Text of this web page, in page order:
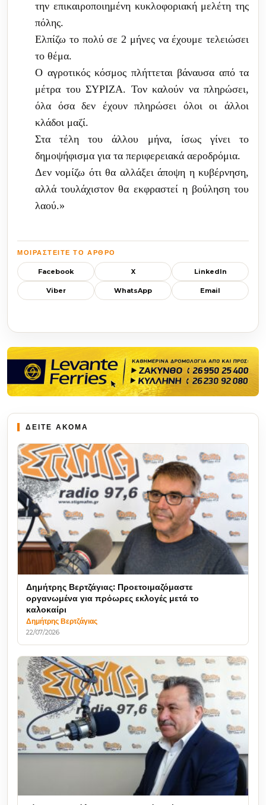
την επικαιροποιημένηκυκλοφοριακή μελέτη της
πόλης.
Ελπίζω το πολύ σε 2 μήνες να έχουμε τελειώσει
το θέμα.
Ο αγροτικός κόσμος πλήττεται βάναυσα από τα
μέτρα του ΣΥΡΙΖΑ. Τον καλούν να πληρώσει,
όλα όσα δεν έχουν πληρώσει όλοι οι άλλοι
κλάδοι μαζί.
Στα τέλη του άλλου μήνα, ίσως γίνει το
δημοψήφισμα για τα περιφερειακά αεροδρόμια.
Δεν νομίζω ότι θα αλλάξει άποψη η κυβέρνηση,
αλλά τουλάχιστον θα εκφραστεί η βούληση του
λαού.»
ΜΟΙΡΑΣΤΕΊΤΕ ΤΟ ΆΡΘΡΟ
Facebook X LinkedIn
Viber WhatsApp Email
ΔΕΙΤΕ ΑΚΟΜΑ
Δημήτρης Βερτζάγιας: Προετοιμαζόμαστε
οργανωμένα για πρόωρες εκλογές μετά το
καλοκαίρι
Δημήτρης Βερτζάγιας
22/07/2026